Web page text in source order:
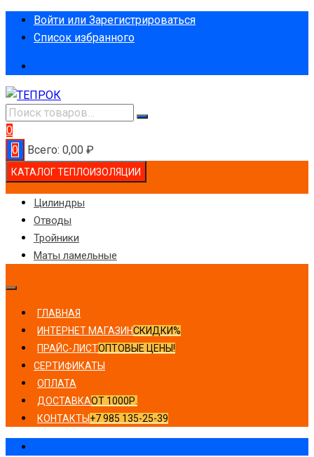
ПерейтиВойти или Зарегистрироваться
Список избранного
0
0
Всего: 0,00 ₽
КАТАЛОГ ТЕПЛОИЗОЛЯЦИИ
Цилиндры
Отводы
Тройники
Маты ламельные
ГЛАВНАЯ
ИНТЕРНЕТ МАГАЗИНСКИДКИ%
ПРАЙС-ЛИСТОПТОВЫЕ ЦЕНЫ!
СЕРТИФИКАТЫ
ОПЛАТА
ДОСТАВКАОТ 1000Р.
КОНТАКТЫ +7 985 135-25-39